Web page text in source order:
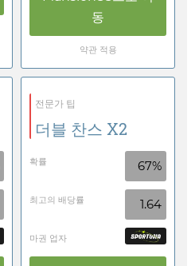
동
약관 적용
전문가 팁
더블 찬스 X2
확률 67%
최고의 배당률 1.64
마권 업자